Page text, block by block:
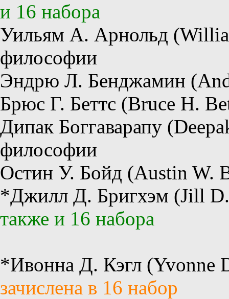
и 16 набора
Уильям А. Арнольд
философии
Эндрю Л. Бенджамин
Брюс Г. Беттс (Bruce H.
Дипак Боггаварапу
философии
Остин У. Бойд (Austin W.
*Джилл Д. Бригхэм (Jill
также и 16 набора
*Ивонна Д. Кэгл (Yvonne
зачислена в 16 набор